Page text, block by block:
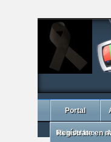
Portal
Inicio del foro
Regístrate en